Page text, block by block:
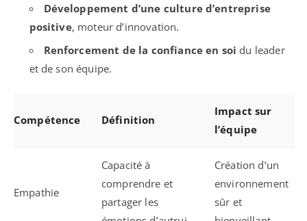
Développement d’une culture d’entreprise
positive, moteur d’innovation.
Renforcement de la confiance en soi du leader
et de son équipe.
Compétence Définition
Impact sur
l’équipe
Empathie
Capacité à
comprendre et
partager les
Création d’un
environnement
sûr et